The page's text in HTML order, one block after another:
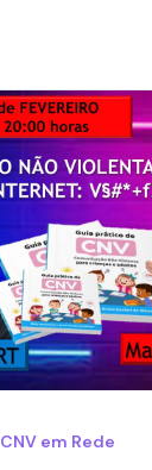
CNV em Rede